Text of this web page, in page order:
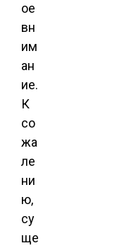
ое
вн
им
ан
ие.
К
со
жа
ле
ни
ю,
су
ще